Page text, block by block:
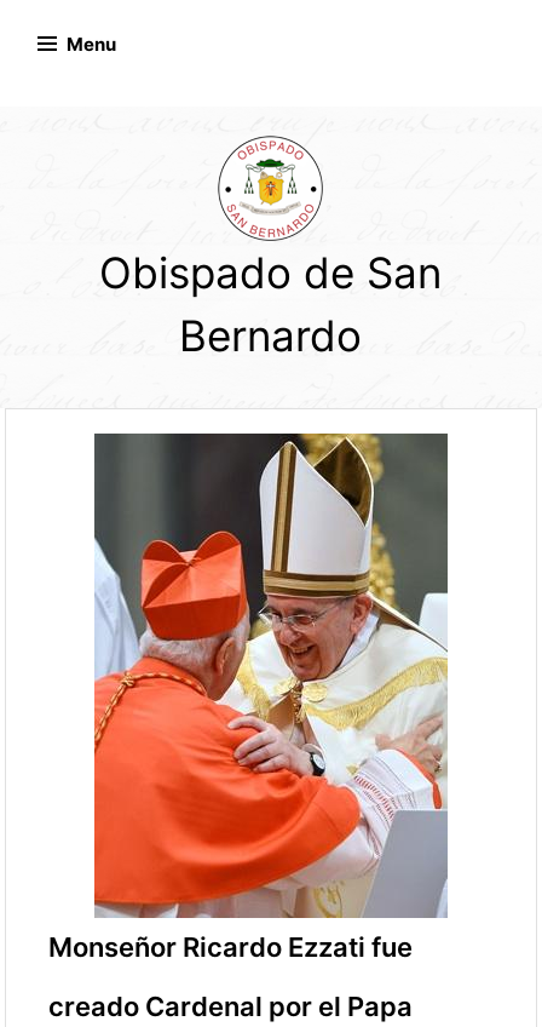
Menu
Obispado de San
Bernardo
Monseñor Ricardo Ezzati fue
creado Cardenal por el Papa